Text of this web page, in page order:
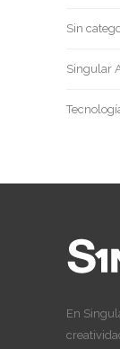
Sin
Singular
En